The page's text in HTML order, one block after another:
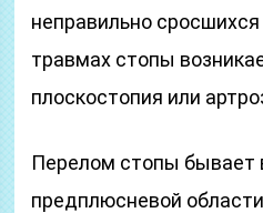
неправильно
травмах стопы
плоскостопия или
Перелом стопы бывает
предплюсневой